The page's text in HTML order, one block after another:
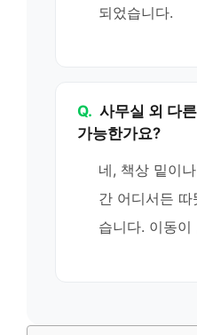
되었습니다.
Q. 사무실 외 다
가능한가요?
네, 책상 밑이
간 어디서든
습니다. 이동이